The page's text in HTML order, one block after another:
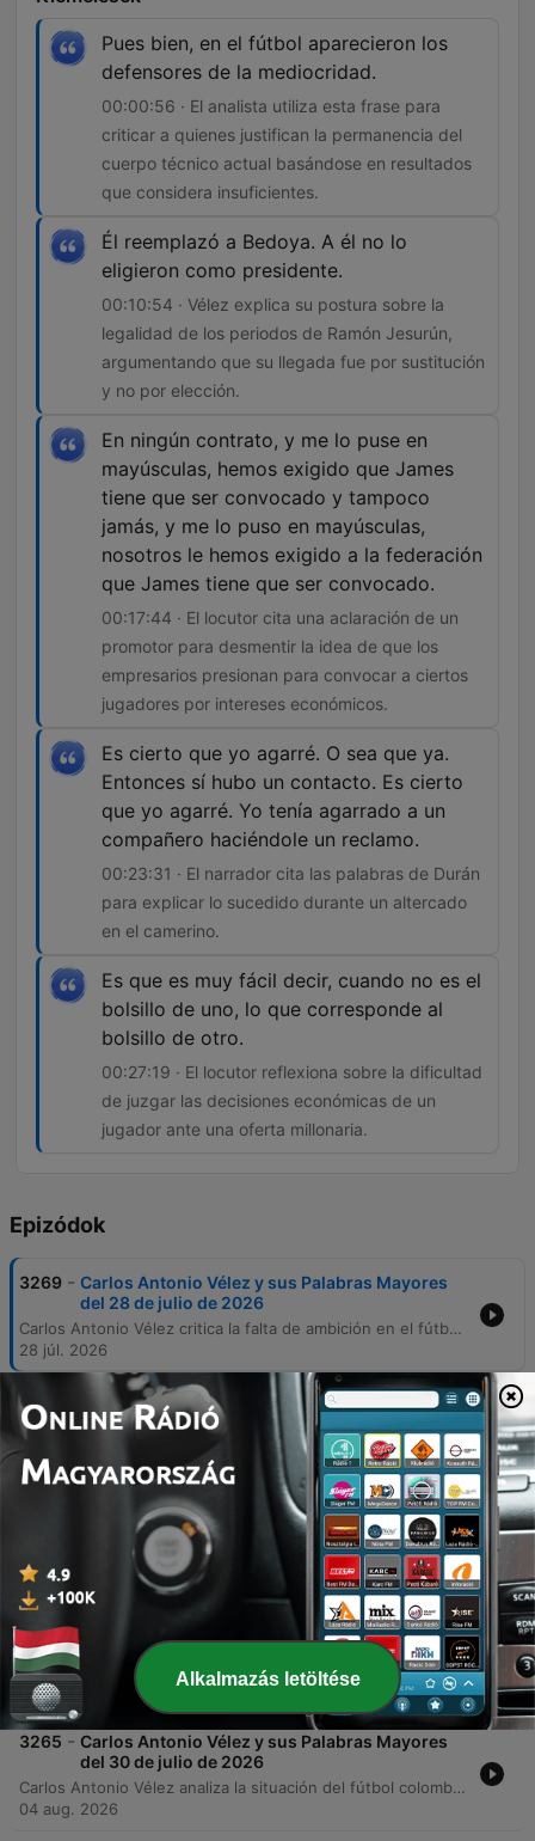
Pues bien, en el fútbol aparecieron los
defensores de la mediocridad.
00:00:56 · El analista utiliza esta frase para
criticar a quienes justifican la permanencia del
cuerpo técnico actual basándose en resultados
que considera insuficientes.
Él reemplazó a Bedoya. A él no lo
eligieron como presidente.
00:10:54 · Vélez explica su postura sobre la
legalidad de los periodos de Ramón Jesurún,
argumentando que su llegada fue por sustitución
y no por elección.
En ningún contrato, y me lo puse en
mayúsculas, hemos exigido que James
tiene que ser convocado y tampoco
jamás, y me lo puso en mayúsculas,
nosotros le hemos exigido a la federación
que James tiene que ser convocado.
00:17:44 · El locutor cita una aclaración de un
promotor para desmentir la idea de que los
empresarios presionan para convocar a ciertos
jugadores por intereses económicos.
Es cierto que yo agarré. O sea que ya.
Entonces sí hubo un contacto. Es cierto
que yo agarré. Yo tenía agarrado a un
compañero haciéndole un reclamo.
00:23:31 · El narrador cita las palabras de Durán
para explicar lo sucedido durante un altercado
en el camerino.
Es que es muy fácil decir, cuando no es el
bolsillo de uno, lo que corresponde al
bolsillo de otro.
00:27:19 · El locutor reflexiona sobre la dificultad
de juzgar las decisiones económicas de un
jugador ante una oferta millonaria.
Epizódok
3269 - Carlos Antonio Vélez y sus Palabras Mayores
del 28 de julio de 2026
Carlos Antonio Vélez critica la falta de ambición en el fútbol colombiano y analiza las irregularidades en los periodos presidenciales de la Federación Colombiana de Fútbol. Además, desmiente presiones de promotores para convocar jugadores específicos. El episodio también aborda noticias internacionales y locales, incluyendo polémicas sobre convocatorias técnicas, un incidente en el camerino con Durán y posibles transferencias de jugadores como Lucho hacia Al-Hilal, Lucumí y Juanfer Quintero.
28 júl. 2026
3268
Carlos Antonio Vélez y sus Palabras Mayores
del 27 de julio de 2026
Carlos Antonio Vélez analiza la llegada de Klopp y compara su situación con el panorama técnico colombiano, criticando la falta de transparencia en la federación. El episodio también explora el impacto de la inteligencia artificial y la interpretación de la data en el fútbol moderno. Además, se examina el rendimiento estadístico de jugadores como Kevin Mier y Tino Gómez, la actualidad de Juanfer Quintero y la situación arbitral en el fútbol colombiano, junto con un análisis de las actuaciones recientes de equipos como América y Millonarios.
27 júl. 2026
Carlos Antonio Vélez y sus Palabras Mayores
del 5 de agosto de 2026
Carlos Antonio Vélez analiza la situación de la Selección Colombia tras el Mundial, cuestionando las declaraciones de jugadores como Jerry Mina y criticando la falta de títulos recientes. El episodio también aborda polémicas en el fútbol local colombiano, incluyendo los comentarios de Johan Mojica y la situación contractual de Hamilton Campas. Asimismo, se explora la evolución táctica del fútbol moderno, argumentando que el rol tradicional del 'diez' ha desaparecido para dar paso al centrocampista integral. El análisis concluye con un repaso por el desempeño defensivo de Independiente Medellín y las actuaciones destacadas en la liga local.
05 aug. 2026
3266 -
Carlos Antonio Vélez y sus Palabras Mayores
del 29 de julio de 2026
Carlos Antonio Vélez conmemora el título de la Copa América 2001 y analiza la situación actual del fútbol colombiano, criticando la mentalidad de los jugadores y la gestión de la federación. También aborda el conflicto interno en la División Mayor por la repartición de recursos entre los equipos grandes y pequeños. El locutor analiza la crisis de poder en la División Mayor, advirtiendo sobre las consecuencias legales y deportivas de crear una liga independiente no reconocida por la FIFA. Asimismo, aborda controversias arbitrales recientes relacionadas con el protocolo VAR y cuestiona la gestión de decisiones en el fútbol colombiano.
29 júl. 2026
3265 - Carlos Antonio Vélez y sus Palabras Mayores
del 30 de julio de 2026
Carlos Antonio Vélez analiza la situación del fútbol colombiano, criticando la gestión de procesos pasados y los peligros de los empresarios que buscan beneficios personales con jugadores jóvenes. También aborda las posibles sanciones a la selección argentina y la oportunidad para Colombia en la próxima Copa América. El episodio también explora las tensiones en la asamblea de Dimayor respecto a los derechos de televisión, aclarando que la repartición no depende del operador Win. Finalmente, se analiza la estructura comercial de la FIFA y el desempeño defensivo del Medellín.
04 aug. 2026
Alkalmazás letöltése